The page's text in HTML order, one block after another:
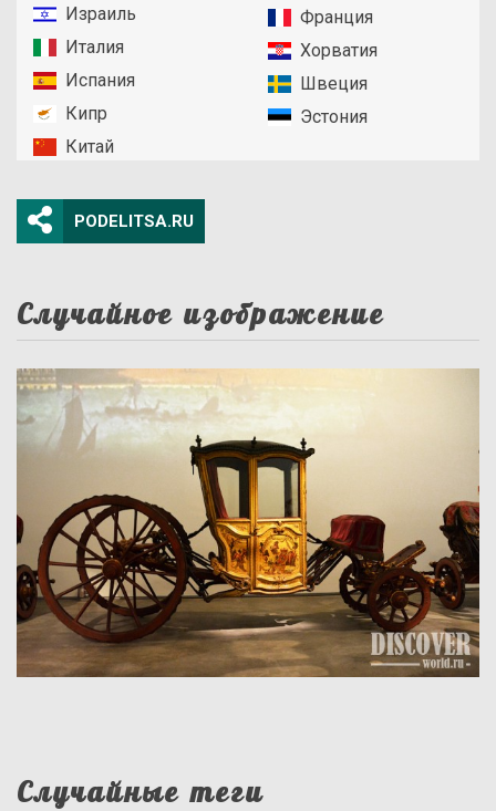
Израиль
Италия
Испания
Кипр
Китай
Франция
Хорватия
Швеция
Эстония
PODELITSA.RU
Случайное изображение
Случайные теги